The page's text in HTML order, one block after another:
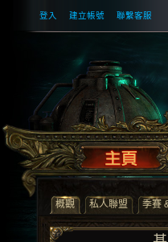
登入 建立帳號 聯繫客服
概觀 私人聯盟 季賽